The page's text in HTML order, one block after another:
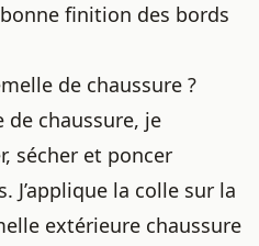
finition des bords
de chaussure ?
de chaussure, je
sécher et poncer
J’applique la colle sur la
extérieure chaussure